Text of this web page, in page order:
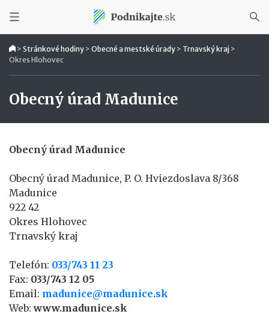
> Stránkové hodiny > Obecné a mestské úrady > Trnavský kraj >
Okres Hlohovec
Obecný úrad Madunice
Obecný úrad Madunice
Obecný úrad Madunice, P. O. Hviezdoslava 8/368
Madunice
922 42
Okres Hlohovec
Trnavský kraj
Telefón: 033/743 11 23
Fax: 033/743 12 05
Email: madunice@madunice.sk
Web:www.madunice.sk